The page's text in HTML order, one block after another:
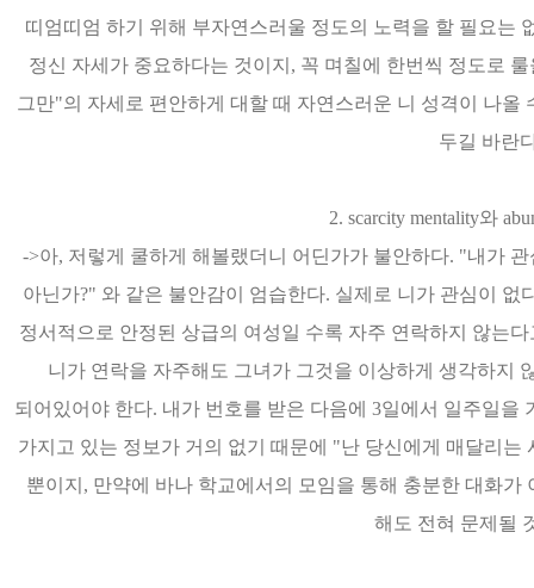
띠엄띠엄 하기 위해 부자연스러울 정도의 노력을 할 필요는
정신 자세가 중요하다는 것이지, 꼭 며칠에 한번씩 정도로
그만"의 자세로 편안하게 대할 때 자연스러운 니 성격이 나
두길 바란
2. scarcity mentality와
->아, 저렇게 쿨하게 해볼랬더니 어딘가가 불안하다. "내가
아닌가?" 와 같은 불안감이 엄습한다. 실제로 니가 관심이
정서적으로 안정된 상급의 여성일 수록 자주 연락하지 않는
니가 연락을 자주해도 그녀가 그것을 이상하게 생각하지
되어있어야 한다. 내가 번호를 받은 다음에 3일에서 일주일
가지고 있는 정보가 거의 없기 때문에 "난 당신에게 매달리
뿐이지, 만약에 바나 학교에서의 모임을 통해 충분한 대화
해도 전혀 문제될